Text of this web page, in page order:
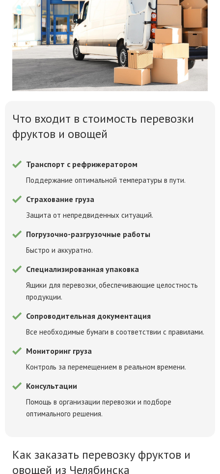
Что входит в стоимость перевозки
фруктов и овощей
Транспорт с рефрижератором
Поддержание оптимальной температуры в пути.
Страхование груза
Защита от непредвиденных ситуаций.
Погрузочно-разгрузочные работы
Быстро и аккуратно.
Специализированная упаковка
Ящики для перевозки, обеспечивающие целостность
продукции.
Сопроводительная документация
Все необходимые бумаги в соответствии с правилами.
Мониторинг груза
Контроль за перемещением в реальном времени.
Консультации
Помощь в организации перевозки и подборе
оптимального решения.
Как заказать перевозку фруктов и
овощей из Челябинска